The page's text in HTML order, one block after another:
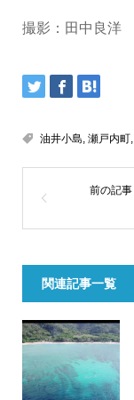
撮影：田中良洋
油井小島, 瀬戸内町,
関連記事一覧